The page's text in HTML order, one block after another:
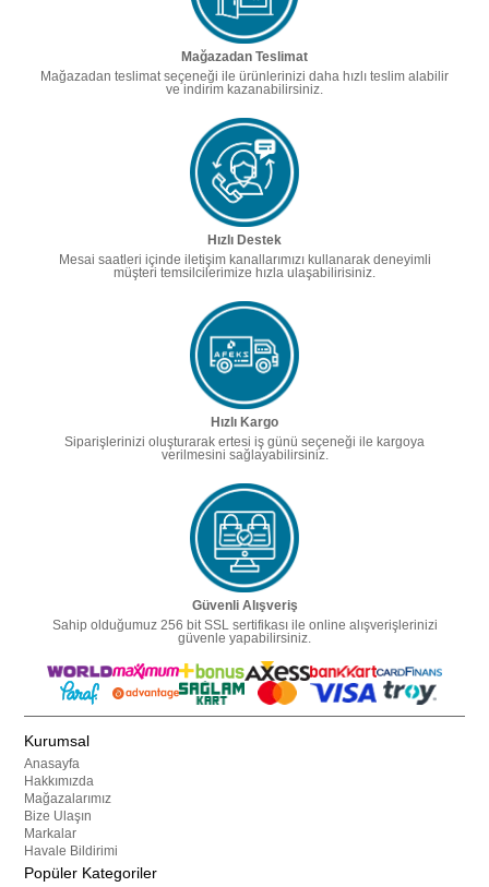
Mağazadan Teslimat
Mağazadan teslimat seçeneği ile ürünlerinizi daha hızlı teslim alabilir
ve indirim kazanabilirsiniz.
Hızlı Destek
Mesai saatleri içinde iletişim kanallarımızı kullanarak deneyimli
müşteri temsilcilerimize hızla ulaşabilirisiniz.
Hızlı Kargo
Siparişlerinizi oluşturarak ertesi iş günü seçeneği ile kargoya
verilmesini sağlayabilirsiniz.
Güvenli Alışveriş
Sahip olduğumuz 256 bit SSL sertifikası ile online alışverişlerinizi
güvenle yapabilirsiniz.
Kurumsal
Anasayfa
Hakkımızda
Mağazalarımız
Bize Ulaşın
Markalar
Havale Bildirimi
Popüler Kategoriler